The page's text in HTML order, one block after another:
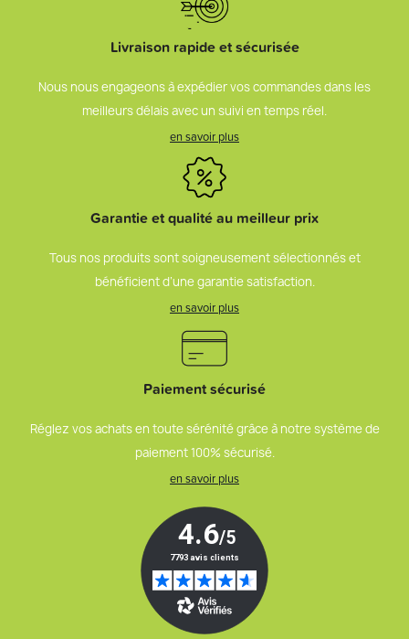
Livraison rapide et sécurisée
Nous nous engageons à expédier vos commandes dans les
meilleurs délais avec un suivi en temps réel.
en savoir plus
Garantie et qualité au meilleur prix
Tous nos produits sont soigneusement sélectionnés et
bénéficient d’une garantie satisfaction.
en savoir plus
Paiement sécurisé
Réglez vos achats en toute sérénité grâce à notre système de
paiement 100% sécurisé.
en savoir plus